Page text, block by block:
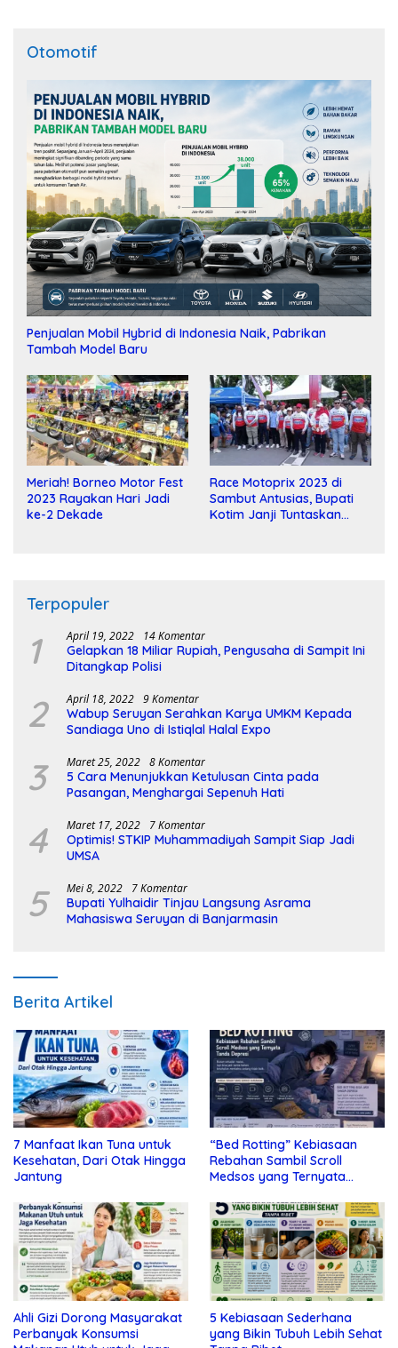
Otomotif
Penjualan Mobil Hybrid di Indonesia Naik, Pabrikan
Tambah Model Baru
Meriah! Borneo Motor Fest
2023 Rayakan Hari Jadi
ke-2 Dekade
Race Motoprix 2023 di
Sambut Antusias, Bupati
Kotim Janji Tuntaskan
Terpopuler
1 April 19, 2022 14 Komentar
Gelapkan 18 Miliar Rupiah, Pengusaha di Sampit Ini
Ditangkap Polisi
2 April 18, 2022 9 Komentar
Wabup Seruyan Serahkan Karya UMKM Kepada
Sandiaga Uno di Istiqlal Halal Expo
3 Maret 25, 2022 8 Komentar
5 Cara Menunjukkan Ketulusan Cinta pada
Pasangan, Menghargai Sepenuh Hati
4 Maret 17, 2022 7 Komentar
Optimis! STKIP Muhammadiyah Sampit Siap Jadi
UMSA
5 Mei 8, 2022 7 Komentar
Bupati Yulhaidir Tinjau Langsung Asrama
Mahasiswa Seruyan di Banjarmasin
Berita Artikel
7 Manfaat Ikan Tuna untuk
Kesehatan, Dari Otak Hingga
Jantung
“Bed Rotting” Kebiasaan
Rebahan Sambil Scroll
Medsos yang Ternyata
Ahli Gizi Dorong Masyarakat
Perbanyak Konsumsi
5 Kebiasaan Sederhana
yang Bikin Tubuh Lebih Sehat